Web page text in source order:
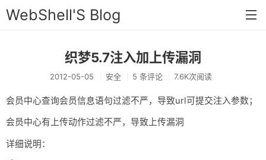
WebShell'S Blog
首页
分类
安全
新闻
织梦5.7注入加上传漏洞
2012-05-05 安全 5 条评论 7.6K次阅读
会员中心查询会员信息语句过滤不严，导致url可提交注入参数；
会员中心有上传动作过滤不严，导致上传漏洞
详细说明：